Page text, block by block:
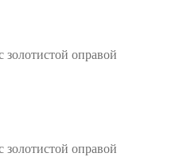
золотистой оправой
золотистой оправой